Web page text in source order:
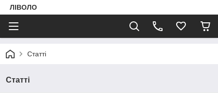
ЛІВОЛО
Статті
Статті